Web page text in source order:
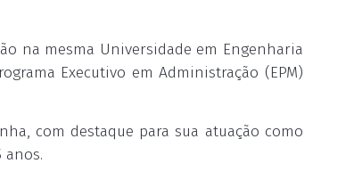
na mesma Universidade em Engenharia
Executivo em Administração (EPM)
com destaque para sua atuação como
anos.